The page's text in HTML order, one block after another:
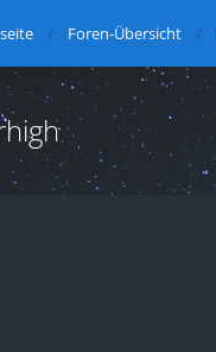
Foren-Übersicht